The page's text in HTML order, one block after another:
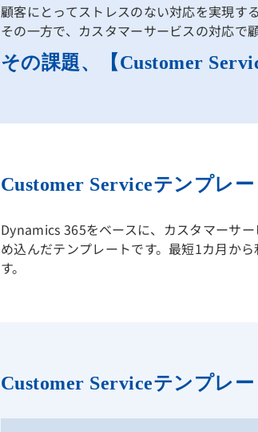
顧客にとってストレスのない対応を実現す
その一方で、カスタマーサービスの対応で
その課題、【Customer
Customer Serviceテンプレ
Dynamics 365をベースに、カスタマーサ
め込んだテンプレートです。最短1カ月か
す。
Customer Serviceテンプレ